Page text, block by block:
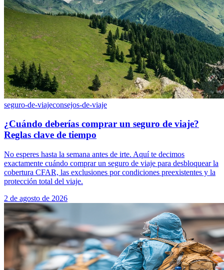
seguro-de-viajeconsejos-de-viaje
¿Cuándo deberías comprar un seguro de viaje?
Reglas clave de tiempo
No esperes hasta la semana antes de irte. Aquí te decimos
exactamente cuándo comprar un seguro de viaje para desbloquear la
cobertura CFAR, las exclusiones por condiciones preexistentes y la
protección total del viaje.
2 de agosto de 2026